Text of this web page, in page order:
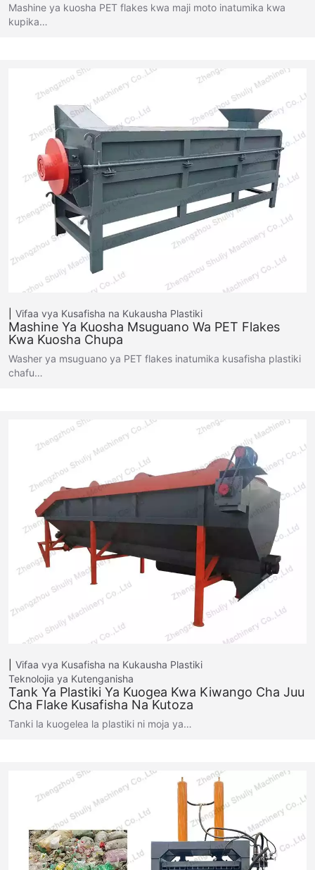
Mashine ya kuosha PET flakes kwa maji moto inatumika kwa
kupika…
Vifaa vya Kusafisha na Kukausha Plastiki
Mashine Ya Kuosha Msuguano Wa PET Flakes
Kwa Kuosha Chupa
Washer ya msuguano ya PET flakes inatumika kusafisha plastiki
chafu…
Vifaa vya Kusafisha na Kukausha Plastiki
Teknolojia ya Kutenganisha
Tank Ya Plastiki Ya Kuogea Kwa Kiwango Cha Juu
Cha Flake Kusafisha Na Kutoza
Tanki la kuogelea la plastiki ni moja ya…